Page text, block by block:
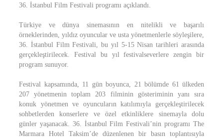
36. İstanbul Film Festivali programı açıklandı.
Türkiye ve dünya sinemasının en nitelikli ve başarılı
örneklerinden, yıldız oyuncular ve usta yönetmenlerle söyleşilere,
36. İstanbul Film Festivali, bu yıl 5-15 Nisan tarihleri arasında
gerçekleştirilecek. Festival bu yıl festivalseverlere zengin bir
program sunuyor.
Festival kapsamında, 11 gün boyunca, 21 bölümde 61 ülkeden
207 yönetmenin toplam 203 filminin gösteriminin yanı sıra
konuk yönetmen ve oyuncuların katılımıyla gerçekleştirilecek
sohbetlerden konserlere ve özel etkinliklere sinemayla dolu
günler yaşanacak. 36. İstanbul Film Festivali’nin programı The
Marmara Hotel Taksim’de düzenlenen bir basın toplantısıyla